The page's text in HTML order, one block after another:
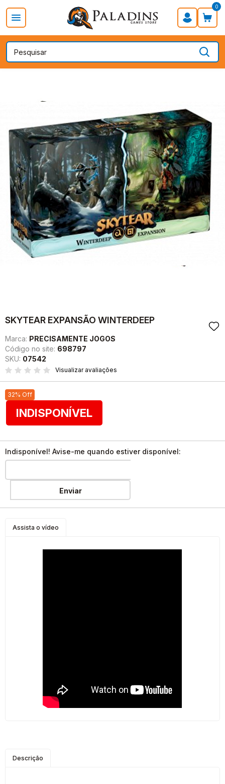
0
PROMOÇÃO DIA DOS PAIS Board Games Card Games
SKYTEAR EXPANSÃO WINTERDEEP
Marca: PRECISAMENTE JOGOS
Código no site: 698797
SKU: 07542
Visualizar avaliações
32% Off
INDISPONÍVEL
Indisponível! Avise-me quando estiver disponível:
Enviar
Assista o vídeo
Descrição